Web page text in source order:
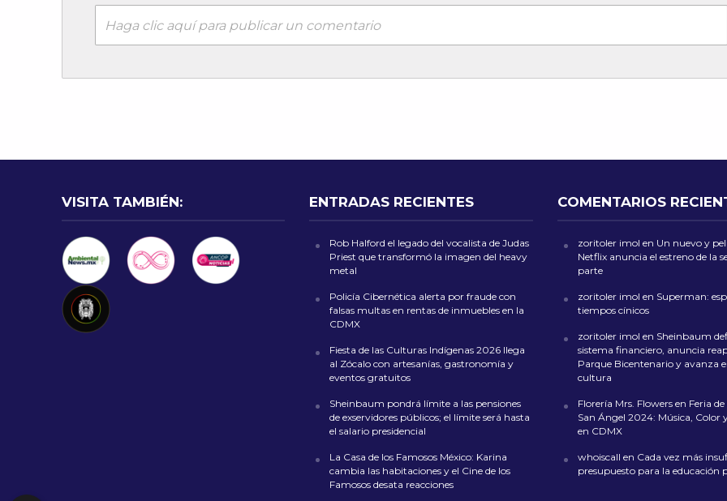
Haga clic aquí para publicar un comentario
VISITA TAMBIÉN: ENTRADAS RECIENTES
Rob Halford el legado del vocalista de Judas
Priest que transformó la imagen del heavy
metal
Policía Cibernética alerta por fraude con
falsas multas en rentas de inmuebles en la
CDMX
Fiesta de las Culturas Indígenas 2026 llega
al Zócalo con artesanías, gastronomía y
eventos gratuitos
Sheinbaum pondrá límite a las pensiones
de exservidores públicos; el límite será hasta
el salario presidencial
La Casa de los Famosos México: Karina
cambia las habitaciones y el Cine de los
Famosos desata reacciones
COMENTARIOS
zoritoler imol en Un nuevo y
Netflix anuncia el estreno de la
parte
zoritoler imol en Superman:
tiempos cínicos
zoritoler imol en Sheinbaum
sistema financiero, anuncia
Parque Bicentenario y avanza
cultura
Florería Mrs. Flowers en Feria
San Ángel 2024: Música, Color
en CDMX
whoiscall en Cada vez más
presupuesto para la educación